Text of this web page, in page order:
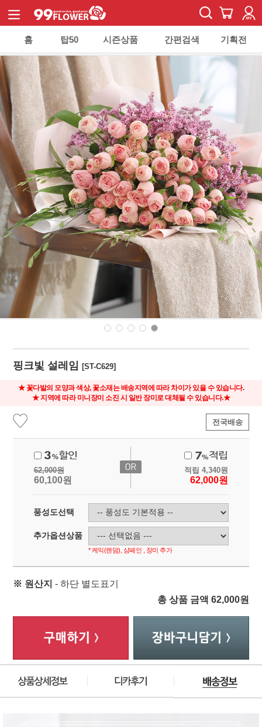
홈 탑50 시즌상품 간편검색 기획전
핑크빛 설레임[ST-C629]
★ 꽃다발의 모양과 색상, 꽃소재는 배송지역에 따라 차이가 있을 수 있습니다.
★ 지역에 따라 미니장미 소진 시 일반 장미로 대체될 수 있습니다.★
전국배송
62,000원
60,100원
적립 4,340원
62,000원
풍성도선택
추가옵션상품
* 케익(랜덤), 샴페인 , 장미 추가
※ 원산지 - 하단 별도표기
총 상품 금액 62,000원